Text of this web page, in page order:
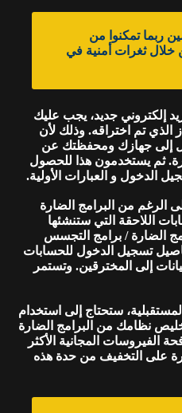
ربما تمكنوا من
ثغرات أمنية في
إلكتروني جديد، يجب عليك
الذي تم اختراقه. وذلك لأن
إلى جهازك ومحفظتك عن
ثم يستخدمون هذا للحصول
الدخول و العبارات الأولية.
الرغم من البرامج الضارة
اللاحقة التي ستنشئها
الضارة / برامج التجسس
تسجيل الدخول للحسابات
إلى المخترقين. وتستمر
ستحتاج إلى استخدام
نظامك من البرامج الضارة
الفيروسات المجانية الأكثر
على التخفيف من حدة هذه